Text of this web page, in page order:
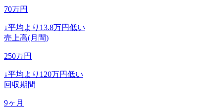
70万円
↓平均より 13.8万円低い
売上高(月間)
250万円
↓平均より 120万円低い
回収期間
9ヶ月